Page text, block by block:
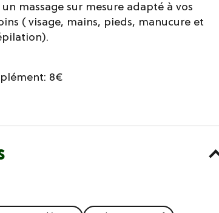
massage sur mesure adapté à vos
( visage, mains, pieds, manucure et
8€